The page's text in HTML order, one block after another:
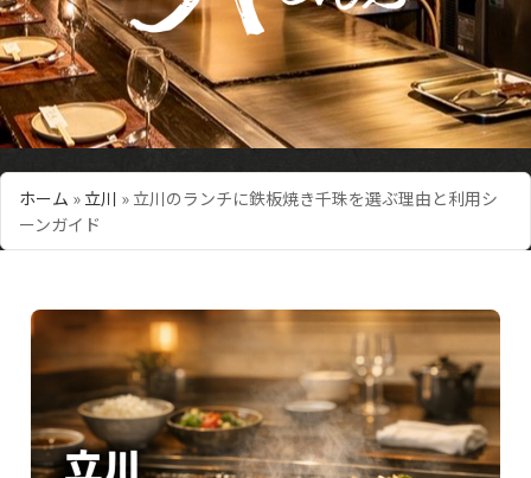
ホーム » 立川 » 立川のランチに鉄板焼き千珠を選ぶ理由と利用シ
ーンガイド